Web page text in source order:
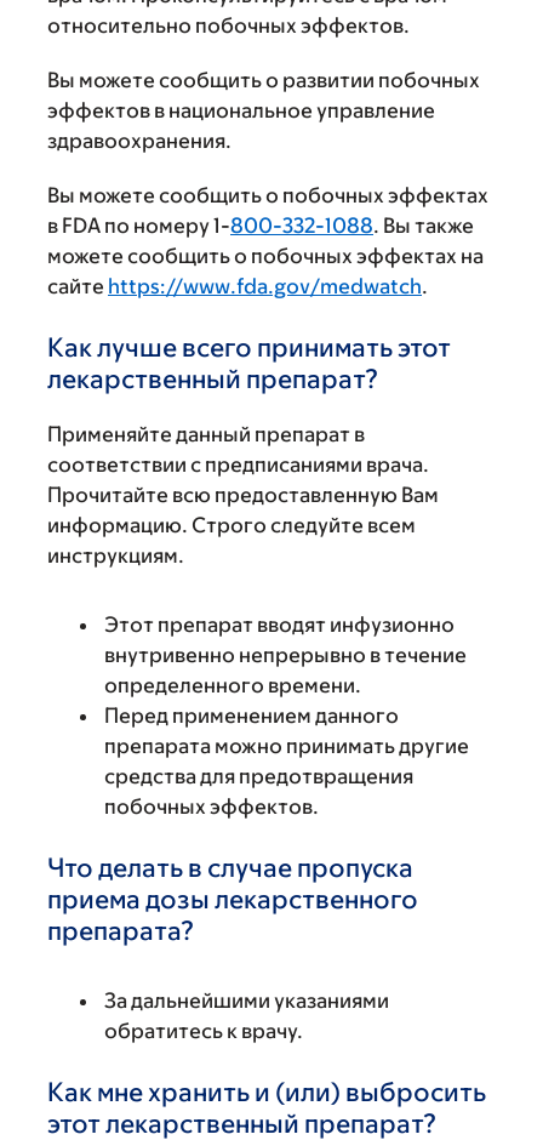
относительно побочных эффектов.
Вы можете сообщить о развитии побочных
эффектов в национальное управление
здравоохранения.
Вы можете сообщить о побочных эффектах
в FDA по номеру 1-800-332-1088. Вы также
можете сообщить о побочных эффектах на
сайте https://www.fda.gov/medwatch.
Как лучше всего принимать этот
лекарственный препарат?
Применяйте данный препарат в
соответствии с предписаниями врача.
Прочитайте всю предоставленную Вам
информацию. Строго следуйте всем
инструкциям.
Этот препарат вводят инфузионно
внутривенно непрерывно в течение
определенного времени.
Перед применением данного
препарата можно принимать другие
средства для предотвращения
побочных эффектов.
Что делать в случае пропуска
приема дозы лекарственного
препарата?
За дальнейшими указаниями
обратитесь к врачу.
Как мне хранить и (или) выбросить
этот лекарственный препарат?